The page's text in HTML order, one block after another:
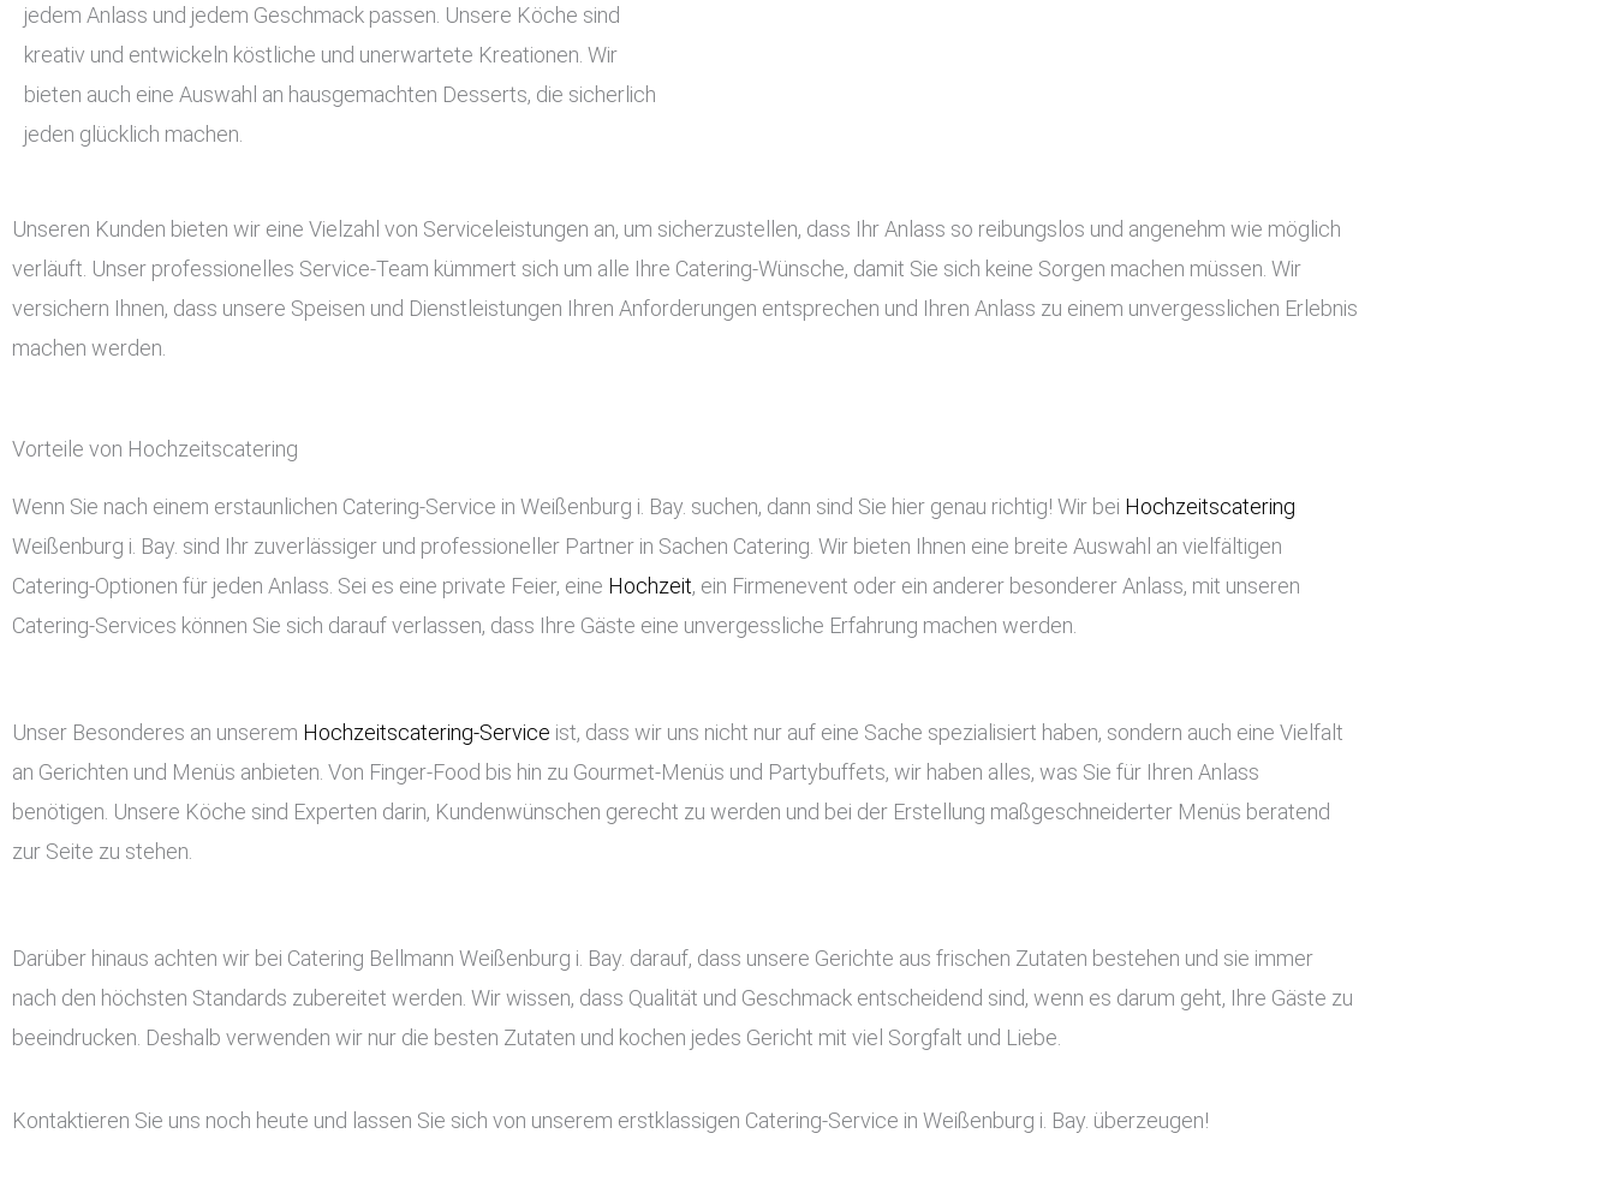
jedem Anlass und jedem Geschmack passen. Unsere Köche sind
kreativ und entwickeln köstliche und unerwartete Kreationen. Wir
bieten auch eine Auswahl an hausgemachten Desserts, die sicherlich
jeden glücklich machen.
Unseren Kunden bieten wir eine Vielzahl von Serviceleistungen an, um sicherzustellen, dass Ihr Anlass so reibungslos und angenehm wie möglich
verläuft. Unser professionelles Service-Team kümmert sich um alle Ihre Catering-Wünsche, damit Sie sich keine Sorgen machen müssen. Wir
versichern Ihnen, dass unsere Speisen und Dienstleistungen Ihren Anforderungen entsprechen und Ihren Anlass zu einem unvergesslichen Erlebnis
machen werden.
Vorteile von Hochzeitscatering
Wenn Sie nach einem erstaunlichen Catering-Service in Weißenburg i. Bay. suchen, dann sind Sie hier genau richtig! Wir bei Hochzeitscatering
Weißenburg i. Bay. sind Ihr zuverlässiger und professioneller Partner in Sachen Catering. Wir bieten Ihnen eine breite Auswahl an vielfältigen
Catering-Optionen für jeden Anlass. Sei es eine private Feier, eine Hochzeit, ein Firmenevent oder ein anderer besonderer Anlass, mit unseren
Catering-Services können Sie sich darauf verlassen, dass Ihre Gäste eine unvergessliche Erfahrung machen werden.
Unser Besonderes an unserem Hochzeitscatering-Service ist, dass wir uns nicht nur auf eine Sache spezialisiert haben, sondern auch eine Vielfalt
an Gerichten und Menüs anbieten. Von Finger-Food bis hin zu Gourmet-Menüs und Partybuffets, wir haben alles, was Sie für Ihren Anlass
benötigen. Unsere Köche sind Experten darin, Kundenwünschen gerecht zu werden und bei der Erstellung maßgeschneiderter Menüs beratend
zur Seite zu stehen.
Darüber hinaus achten wir bei Catering Bellmann Weißenburg i. Bay. darauf, dass unsere Gerichte aus frischen Zutaten bestehen und sie immer
nach den höchsten Standards zubereitet werden. Wir wissen, dass Qualität und Geschmack entscheidend sind, wenn es darum geht, Ihre Gäste zu
beeindrucken. Deshalb verwenden wir nur die besten Zutaten und kochen jedes Gericht mit viel Sorgfalt und Liebe.
Kontaktieren Sie uns noch heute und lassen Sie sich von unserem erstklassigen Catering-Service in Weißenburg i. Bay. überzeugen!